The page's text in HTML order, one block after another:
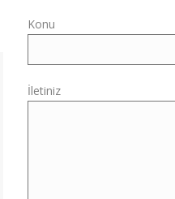
Konu
İletiniz